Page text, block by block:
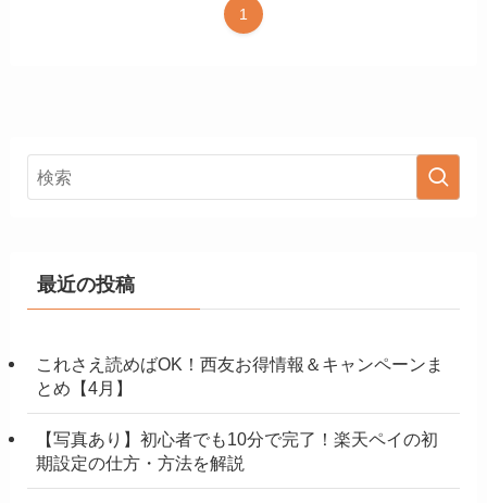
1
最近の投稿
これさえ読めばOK！西友お得情報＆キャンペーンま
とめ【4月】
【写真あり】初心者でも10分で完了！楽天ペイの初
期設定の仕方・方法を解説